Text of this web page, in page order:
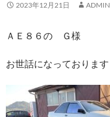
2023年12月21日 ADMIN
ＡＥ８６の Ｇ様
お世話になっております